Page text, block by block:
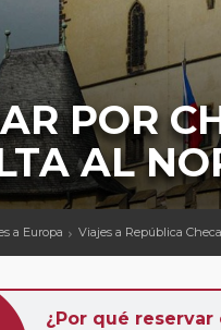
POR
AL
a Europa Viajes a República Checa
¿Por qué reservar